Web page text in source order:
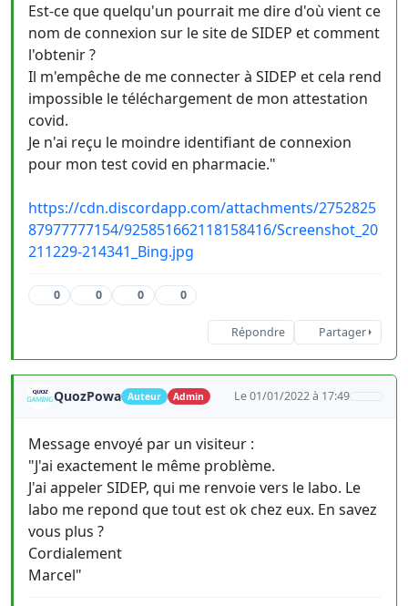
Est-ce que quelqu'un pourrait me dire d'où vient ce
nom de connexion sur le site de SIDEP et comment
l'obtenir ?
Il m'empêche de me connecter à SIDEP et cela rend
impossible le téléchargement de mon attestation
covid.
Je n'ai reçu le moindre identifiant de connexion
pour mon test covid en pharmacie."
https://cdn.discordapp.com/attachments/2752825
87977777154/925851662118158416/Screenshot_20
211229-214341_Bing.jpg
0 0 0 0
Répondre Partager
QuozPowa Auteur Admin Le 01/01/2022 à 17:49
Message envoyé par un visiteur :
"J'ai exactement le même problème.
J'ai appeler SIDEP, qui me renvoie vers le labo. Le
labo me repond que tout est ok chez eux. En savez
vous plus ?
Cordialement
Marcel"